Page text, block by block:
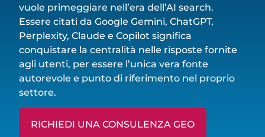
vuole primeggiare nell’era dell’AI search.
Essere citati da Google Gemini, ChatGPT,
Perplexity, Claude e Copilot significa
conquistare la centralità nelle risposte fornite
agli utenti, per essere l’unica vera fonte
autorevole e punto di riferimento nel proprio
settore.
RICHIEDI UNA CONSULENZA GEO